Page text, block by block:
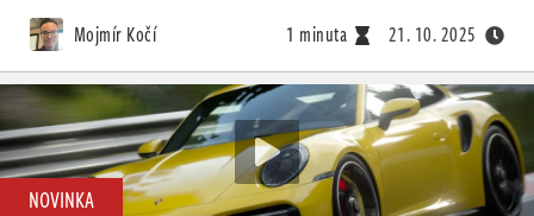
Mojmír Kočí 1 minuta 21. 10. 2025
NOVINKA